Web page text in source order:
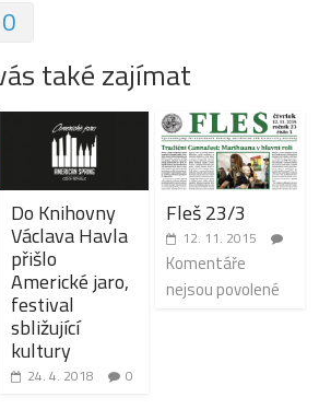
0
také zajímat
Do Knihovny
Václava Havla
přišlo
Americké jaro,
festival
sbližující
kultury
24. 4. 2018 0
Fleš 23/3
12. 11. 2015
Komentáře
nejsou povolené